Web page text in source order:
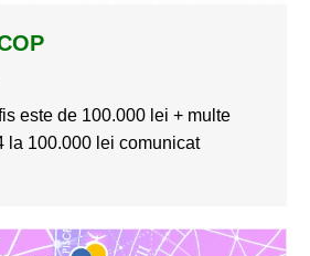
este de 100.000 lei + multe
la 100.000 lei comunicat